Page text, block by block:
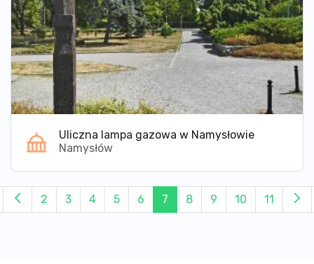
Uliczna lampa gazowa w Namysłowie
Namysłów
2 3 4 5 6 7 8 9 10 11